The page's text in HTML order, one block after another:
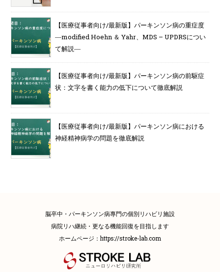
【医療従事者向け/最新版】パーキンソン病の重症度
―modified Hoehn ＆ Yahr、MDS – UPDRSについ
て解説―
【医療従事者向け/最新版】パーキンソン病の前駆症
状：文字を書く能力の低下について徹底解説
【医療従事者向け/最新版】パーキンソン病における
神経精神病学の問題を徹底解説
脳卒中・パーキンソン病專門の個別リハビリ施設
病院リハ継続・更なる機能回復を目指します
ホームページ：https://stroke-lab.com